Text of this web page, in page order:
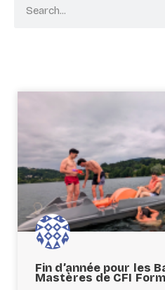
Fin d’année pour les
Mastères de CFI